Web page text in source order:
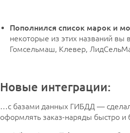
Пополнился список марок и
некоторые из этих названий вы
Гомсельмаш, Клевер,
Новые интеграции:
…с базами данных ГИБДД —
оформлять заказ-наряды быстро и